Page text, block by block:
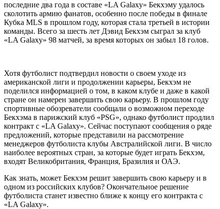
последние два года в составе «LA Galaxy» Бекхэму удалось
сколотить армию фанатов, особенно после победы в финале
Кубка MLS в прошлом году, которая стала третьей в истории
команды. Всего за шесть лет Дэвид Бекхэм сыграл за клуб
«LA Galaxy» 98 матчей, за время которых он забыл 18 голов.
Хотя футболист подтвердил новости о своем уходе из
американской лиги и продолжении карьеры, Бекхэм не
поделился информацией о том, в каком клубе и даже в какой
стране он намерен завершить свою карьеру. В прошлом году
спортивные обозреватели сообщали о возможном переходе
Бекхэма в парижский клуб «PSG», однако футболист продлил
контракт с «LA Galaxy». Сейчас поступают сообщения о ряде
предложений, которые представили на рассмотрение
менеджеров футболиста клубы Австралийской лиги. В число
наиболее вероятных стран, за которые будет играть Бекхэм,
входят Великобритания, Франция, Бразилия и ОАЭ.
Как знать, может Бекхэм решит завершить свою карьеру и в
одном из российских клубов? Окончательное решение
футболиста станет известно ближе к концу его контракта с
«LA Galaxy».